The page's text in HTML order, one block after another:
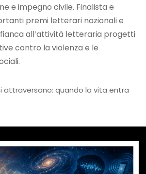
e impegno civile. Finalista e
premi letterari nazionali e
all’attività letteraria progetti
contro la violenza e le
attraversano: quando la vita entra